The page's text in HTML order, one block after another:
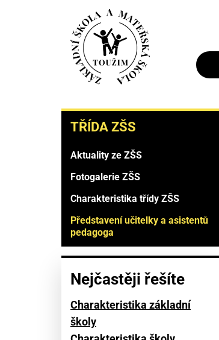
TŘÍDA
ZŠS
TŘÍDA ZŠS
Aktuality ze ZŠS
Fotogalerie ZŠS
Charakteristika třídy ZŠS
Představení učitelky a asistentů
pedagoga
Nejčastěji řešíte
Charakteristika základní
školy